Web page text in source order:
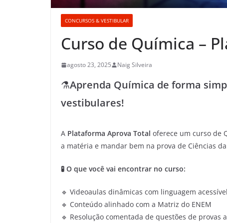
CONCURSOS & VESTIBULAR
Curso de Química –
agosto 23, 2025 Naig Silveira
⚗️Aprenda Química de forma
vestibulares!
A Plataforma Aprova Total oferece um curso de
a matéria e mandar bem na prova de Ciências
🧪 O que você vai encontrar no curso:
🔹 Videoaulas dinâmicas com linguagem acessível
🔹 Conteúdo alinhado com a Matriz do ENEM
🔹 Resolução comentada de questões de provas